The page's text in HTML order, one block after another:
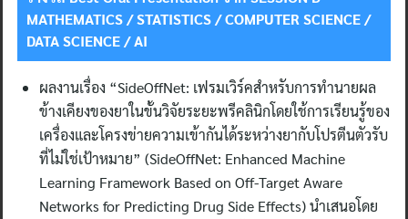
MATHEMATICS / STATISTICS / COMPUTER SCIENCE /
DATA SCIENCE / AI
ผลงานเรื่อง “SideOffNet: เฟรมเวิร์คสำหรับการทำนายผล
ข้างเคียงของยาในขั้นวิจัยระยะพรีคลินิกโดยใช้การเรียนรู้ของ
เครื่องและโครงข่ายความเข้ากันได้ระหว่างยากับโปรตีนตัวรับ
ที่ไม่ใช่เป้าหมาย” (SideOffNet: Enhanced Machine
Learning Framework Based on Off-Target Aware
Networks for Predicting Drug Side Effects) นำเสนอโดย